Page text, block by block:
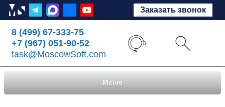
Заказать звонок
8 (499) 67-333-75
+7 (967) 051-90-52
task@MoscowSoft.com
Меню